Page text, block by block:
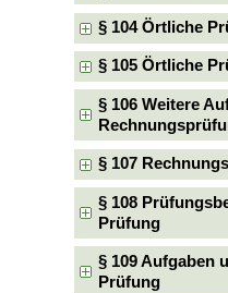
§ 104 Örtliche
§ 105 Örtliche
§ 106 Weitere
§ 107
§ 108
Prüfung
§ 109 Aufgaben
Prüfung